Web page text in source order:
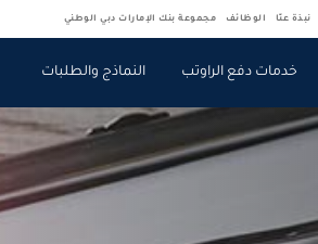
نبذة عنّا الوظائف مجموعة بنك الإمارات دبي الوطني
خدمات دفع الراوتب النماذج والطلبات